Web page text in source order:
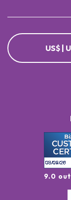
US$ |
9.0